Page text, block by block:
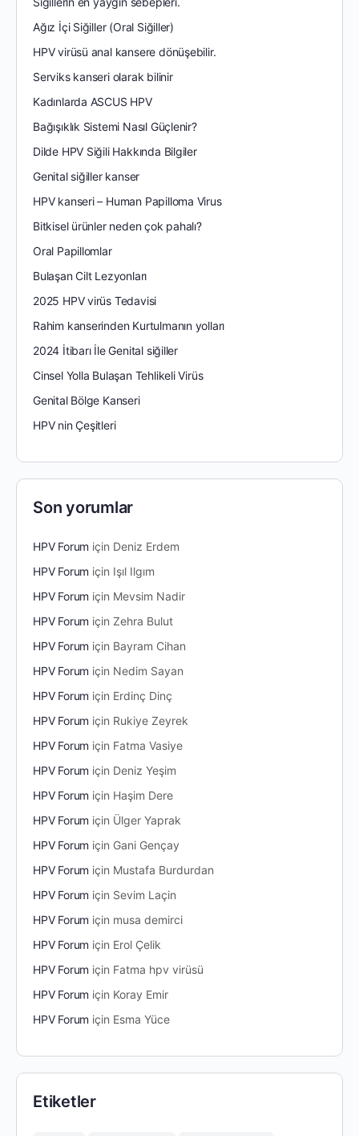
Ağız İçi Siğiller (Oral Siğiller)
HPV virüsü anal kansere dönüşebilir.
Serviks kanseri olarak bilinir
Kadınlarda ASCUS HPV
Bağışıklık Sistemi Nasıl Güçlenir?
Dilde HPV Siğili Hakkında Bilgiler
Genital siğiller kanser
HPV kanseri – Human Papilloma Virus
Bitkisel ürünler neden çok pahalı?
Oral Papillomlar
Bulaşan Cilt Lezyonları
2025 HPV virüs Tedavisi
Rahim kanserinden Kurtulmanın yolları
2024 İtibarı İle Genital siğiller
Cinsel Yolla Bulaşan Tehlikeli Virüs
Genital Bölge Kanseri
HPV nin Çeşitleri
Son yorumlar
HPV Forum için Deniz Erdem
HPV Forum için Işıl Ilgım
HPV Forum için Mevsim Nadir
HPV Forum içinZehra Bulut
HPV Forum için Bayram Cihan
HPV Forum için Nedim Sayan
HPV Forum için Erdinç Dinç
HPV Forum için Rukiye Zeyrek
HPV Forum için Fatma Vasiye
HPV Forum için Deniz Yeşim
HPV Forum için Haşim Dere
HPV Forum için Ülger Yaprak
HPV Forum için Gani Gençay
HPV Forum için Mustafa Burdurdan
HPV Forum için Sevim Laçin
HPV Forum için musa demirci
HPV Forum için Erol Çelik
HPV Forum için Fatma hpv virüsü
HPV Forum için Koray Emir
HPV Forum için Esma Yüce
Etiketler